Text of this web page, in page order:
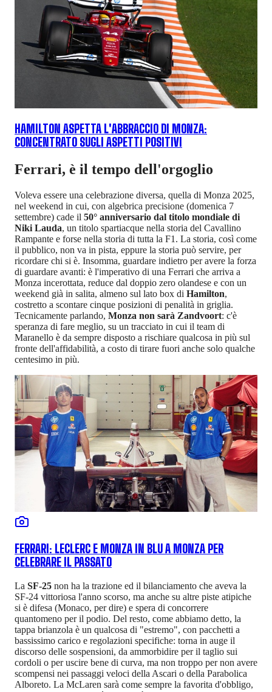
HAMILTON ASPETTA L'ABBRACCIO DI MONZA:
CONCENTRATO SUGLI ASPETTI POSITIVI
Ferrari, è il tempo dell'orgoglio
Voleva essere una celebrazione diversa, quella di Monza 2025,
nel weekend in cui, con algebrica precisione (domenica 7
settembre) cade il 50° anniversario dal titolo mondiale di
Niki Lauda, un titolo spartiacque nella storia del Cavallino
Rampante e forse nella storia di tutta la F1. La storia, così come
il pubblico, non va in pista, eppure la storia può servire, per
ricordare chi si è. Insomma, guardare indietro per avere la forza
di guardare avanti: è l'imperativo di una Ferrari che arriva a
Monza incerottata, reduce dal doppio zero olandese e con un
weekend già in salita, almeno sul lato box di Hamilton,
costretto a scontare cinque posizioni di penalità in griglia.
Tecnicamente parlando, Monza non sarà Zandvoort: c'è
speranza di fare meglio, su un tracciato in cui il team di
Maranello è da sempre disposto a rischiare qualcosa in più sul
fronte dell'affidabilità, a costo di tirare fuori anche solo qualche
centesimo in più.
FERRARI: LECLERC E MONZA IN BLU A MONZA PER
CELEBRARE IL PASSATO
La SF-25 non ha la trazione ed il bilanciamento che aveva la
SF-24 vittoriosa l'anno scorso, ma anche su altre piste atipiche
si è difesa (Monaco, per dire) e spera di concorrere
quantomeno per il podio. Del resto, come abbiamo detto, la
tappa brianzola è un qualcosa di "estremo", con pacchetti a
bassissimo carico e regolazioni specifiche: torna in auge il
discorso delle sospensioni, da ammorbidire per il taglio sui
cordoli o per uscire bene di curva, ma non troppo per non avere
scompensi nei passaggi veloci della Ascari o della Parabolica
Alboreto. La McLaren sarà come sempre la favorita d'obbligo,